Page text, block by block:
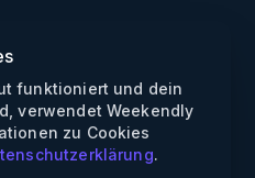
funktioniert und dein
verwendet Weekendly
zu Cookies
.